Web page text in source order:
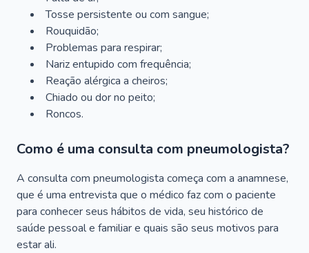
Tosse persistente ou com sangue;
Rouquidão;
Problemas para respirar;
Nariz entupido com frequência;
Reação alérgica a cheiros;
Chiado ou dor no peito;
Roncos.
Como é uma consulta com pneumologista?
A consulta com pneumologista começa com a anamnese,
que é uma entrevista que o médico faz com o paciente
para conhecer seus hábitos de vida, seu histórico de
saúde pessoal e familiar e quais são seus motivos para
estar ali.